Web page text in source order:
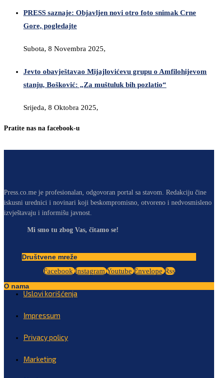
PRESS saznaje: Objavljen novi otro foto snimak Crne
Gore, pogledajte
Subota, 8 Novembra 2025,
Jevto obavještavao Mijajlovićevu grupu o Amfilohijevom
stanju, Bošković: „Za muštuluk bih pozlatio“
Srijeda, 8 Oktobra 2025,
Pratite nas na facebook-u
Press.co.me je profesionalan, odgovoran portal sa stavom. Redakciju čine
iskusni urednici i novinari koji beskompromisno, otvoreno i nedvosmisleno
izvještavaju i informišu javnost.
Mi smo tu zbog Vas, čitamo se!
Društvene mreže
Facebook Instagram Youtube Envelope Rss
O nama
Uslovi korišćenja
Impressum
Privacy policy
Marketing